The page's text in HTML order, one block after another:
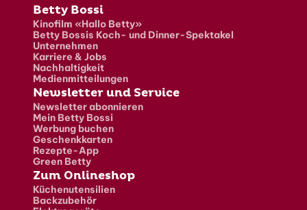
Fusszeile
Betty Bossi
Kinofilm «Hallo Betty»
Betty Bossis Koch- und Dinner-Spektakel
Unternehmen
Karriere & Jobs
Nachhaltigkeit
Medienmitteilungen
Newsletter und Service
Newsletter abonnieren
Mein Betty Bossi
Werbung buchen
Geschenkkarten
Rezepte-App
Green Betty
Zum Onlineshop
Küchenutensilien
Backzubehör